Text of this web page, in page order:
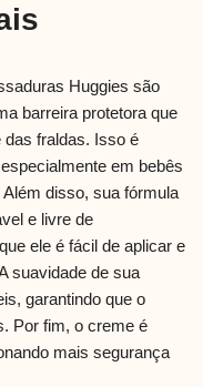
Huggies são
barreira protetora que
das fraldas. Isso é
em bebês
disso, sua fórmula
e livre de
ele é fácil de aplicar e
suavidade de sua
garantindo que o
Por fim, o creme é
mais segurança